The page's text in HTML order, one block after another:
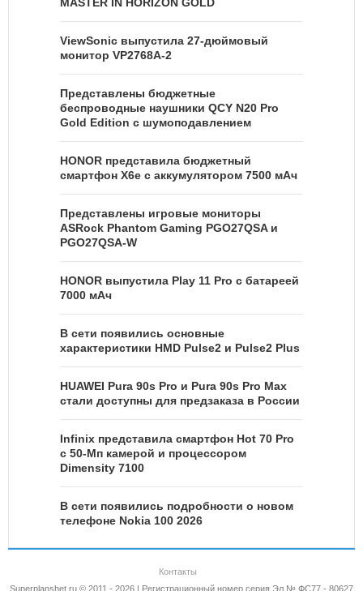
ViewSonic выпустила 27-дюймовый
монитор VP2768A-2
Представлены бюджетные
беспроводные наушники QCY N20 Pro
Gold Edition с шумоподавлением
HONOR представила бюджетный
смартфон X6e с аккумулятором 7500 мАч
Представлены игровые мониторы
ASRock Phantom Gaming PGO27QSA и
PGO27QSA-W
HONOR выпустила Play 11 Pro с батареей
7000 мАч
В сети появились основные
характеристики HMD Pulse2 и Pulse2 Plus
HUAWEI Pura 90s Pro и Pura 90s Pro Max
стали доступны для предзаказа в России
Infinix представила смартфон Hot 70 Pro
с 50-Мп камерой и процессором
Dimensity 7100
В сети появились подробности о новом
телефоне Nokia 100 2026
Контакты
Superplanshet.ru © 2011 - 2026 | Регистрационный номер серия Эл № ФС77 - 80627